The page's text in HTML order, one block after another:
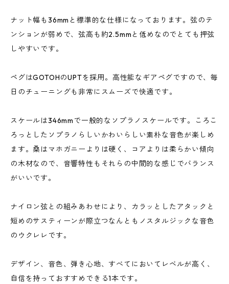
ナット幅も36mmと標準的な仕様になっております。弦のテ
ンションが弱めで、弦高も約2.5mmと低めなのでとても押弦
しやすいです。
ペグはGOTOHのUPTを採用。高性能なギアペグですので、毎
日のチューニングも非常にスムーズで快適です。
スケールは346mmで一般的なソプラノスケールです。ころこ
ろっとしたソプラノらしいかわいらしい素朴な音色が楽しめ
ます。桑はマホガニーよりは硬く、コアよりは柔らかい傾向
の木材なので、音響特性もそれらの中間的な感じでバランス
がいいです。
ナイロン弦との組みあわせにより、カラッとしたアタックと
短めのサスティーンが際立つなんともノスタルジックな音色
のウクレレです。
デザイン、音色、弾き心地、すべてにおいてレベルが高く、
自信を持っておすすめできる1本です。